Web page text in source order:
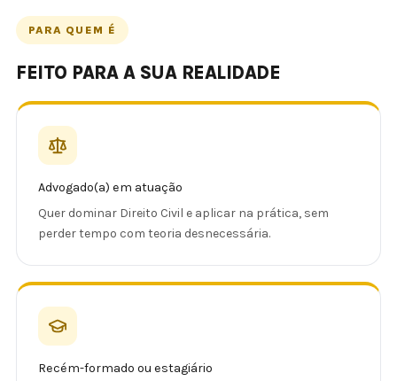
PARA QUEM É
FEITO PARA A SUA REALIDADE
Advogado(a) em atuação
Quer dominar Direito Civil e aplicar na prática, sem
perder tempo com teoria desnecessária.
Recém-formado ou estagiário